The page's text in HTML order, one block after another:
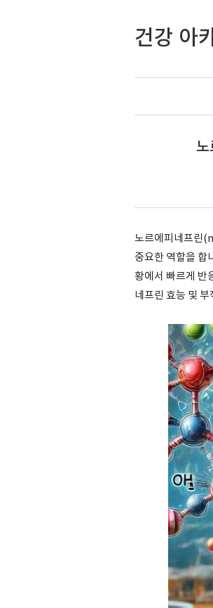
건강 아
노르에피네프린
중요한 역할을 합
황에서 빠르게 반
네프린 효능 및